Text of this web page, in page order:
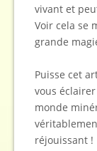
vivant et
Voir cela se
grande
Puisse cet
vous
monde
réjouissant !